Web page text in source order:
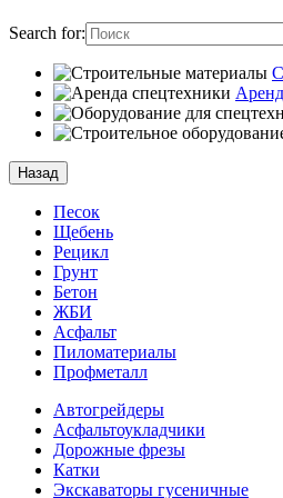
Search for:
Назад
Песок
Щебень
Рецикл
Грунт
Бетон
ЖБИ
Асфальт
Пиломатериалы
Профметалл
Автогрейдеры
Асфальто­укладчики
Дорожные фрезы
Катки
Экскаваторы гусеничные